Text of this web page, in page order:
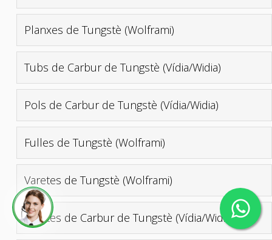
Planxes de Tungstè (Wolframi)
Tubs de Carbur de Tungstè (Vídia/Widia)
Pols de Carbur de Tungstè (Vídia/Widia)
Fulles de Tungstè (Wolframi)
Varetes de Tungstè (Wolframi)
Varetes de Carbur de Tungstè (Vídia/Widia)